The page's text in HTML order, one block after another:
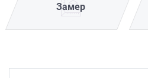
Замер